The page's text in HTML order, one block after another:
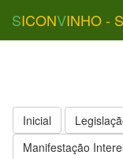
SICONVINHO -
Inicial
Manifestação